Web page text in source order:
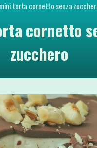
mini torta cornetto senza
cornetto
zucchero